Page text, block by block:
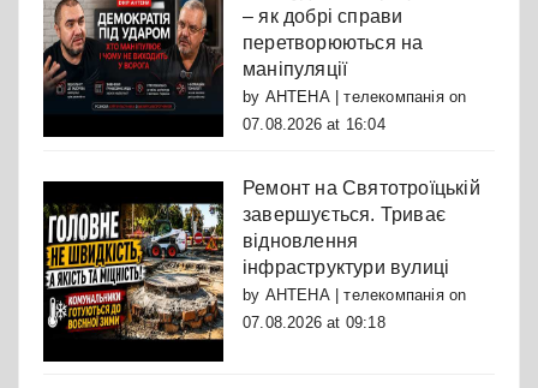
– як добрі справи
перетворюються на
маніпуляції
by АНТЕНА | телекомпаніяon
07.08.2026 at 16:04
Ремонт на Святотроїцькій
завершується. Триває
відновлення
інфраструктури вулиці
by АНТЕНА | телекомпаніяon
07.08.2026 at 09:18